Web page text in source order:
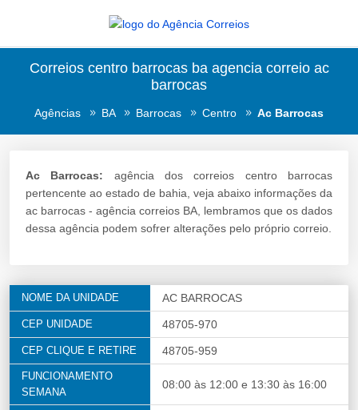
Correios centro barrocas ba agencia correio ac
barrocas
Agências BA Barrocas Centro Ac Barrocas
Ac Barrocas: agência dos correios centro barrocas
pertencente ao estado de bahia, veja abaixo informações da
ac barrocas - agência correios BA, lembramos que os dados
dessa agência podem sofrer alterações pelo próprio correio.
NOME DA UNIDADE AC BARROCAS
CEP UNIDADE 48705-970
CEP CLIQUE E RETIRE 48705-959
FUNCIONAMENTO
SEMANA
08:00 às 12:00 e 13:30 às 16:00